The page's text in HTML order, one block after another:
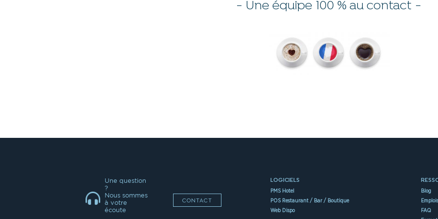
- Une équipe 100 % au contact -
Une question
?
Nous sommes
à votre
écoute
CONTACT
LOGICIELS
PMS Hotel
POS Restaurant / Bar / Boutique
Web Dispo
Blog
FAQ